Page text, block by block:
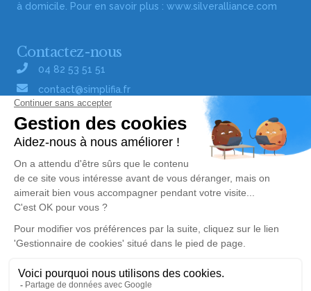
à domicile. Pour en savoir plus : www.silveralliance.com
Contactez-nous
04 82 53 51 51
contact@simplifia.fr
Réseaux sociaux
Liens utiles
Publier un avis de décès
Signaler un abus/une erreur
Consultez nos offres d'emploi